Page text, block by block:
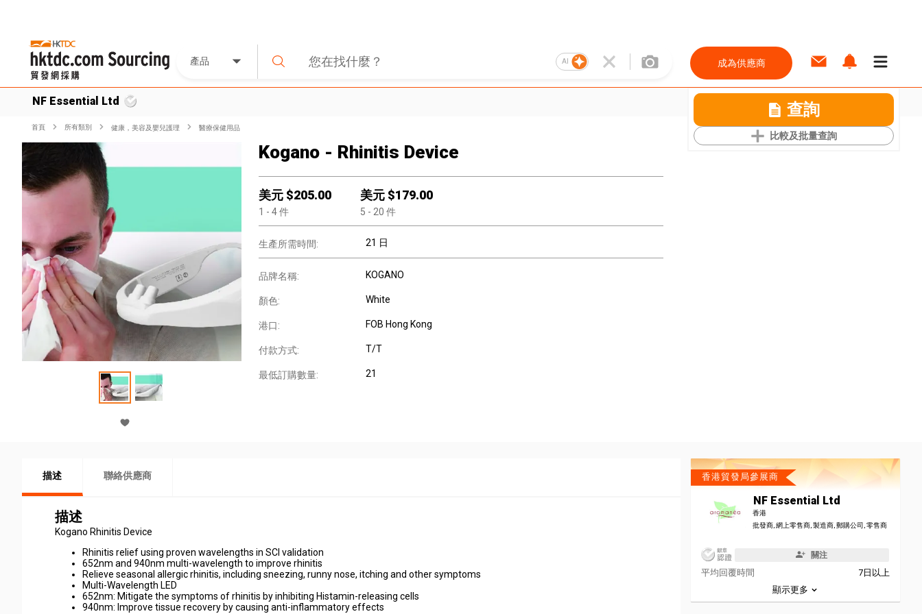
產品 AI 成為供應商
NF Essential Ltd 查詢
比較及批量查詢
首頁 所有類別 健康，美容及嬰兒護理 醫療保健用品
Kogano - Rhinitis Device
美元 $205.00
1 - 4件
美元 $179.00
5 - 20 件
生產所需時間: 21 日
品牌名稱: KOGANO
顏色: White
港口: FOB Hong Kong
付款方式: T/T
最低訂購數量: 21
描述 聯絡供應商
描述
Kogano Rhinitis Device
Rhinitis relief using proven wavelengths in SCI validation
652nm and 940nm multi-wavelength to improve rhinitis
Relieve seasonal allergic rhinitis, including sneezing, runny nose, itching and other symptoms
Multi-Wavelength LED
652nm: Mitigate the symptoms of rhinitis by inhibiting Histamin-releasing cells
940nm: Improve tissue recovery by causing anti-inflammatory effects
香港貿發局參展商
NF Essential Ltd
香港
批發商, 網上零售商, 製造商, 郵購公司, 零售商
關注
平均回覆時間
7日以上
顯示更多